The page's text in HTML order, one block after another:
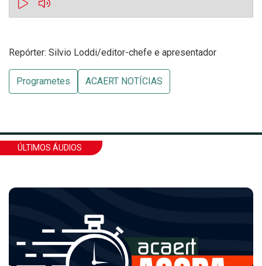
Repórter: Silvio Loddi/editor-chefe e apresentador
Programetes ACAERT NOTÍCIAS
ÚLTIMOS ÁUDIOS